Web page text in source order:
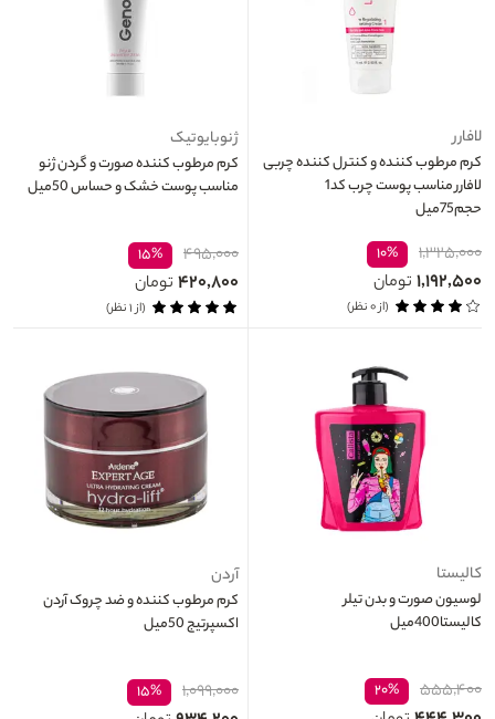
لافارر
کرم مرطوب کننده و کنترل کننده چربی
لافارر مناسب پوست چرب کد1
حجم75میل
۱,۳۲۵,۰۰۰ ۱۰%
۱,۱۹۲,۵۰۰ تومان
(از ۰ نظر)
ژنوبایوتیک
کرم مرطوب کننده صورت و گردن ژنو
مناسب پوست خشک و حساس 50میل
۴۹۵,۰۰۰ ۱۵%
۴۲۰,۸۰۰ تومان
(از ۱ نظر)
کالیستا
لوسیون صورت و بدن تیلر
کالیستا400میل
۵۵۵,۴۰۰ ۲۰%
آردن
کرم مرطوب کننده و ضد چروک آردن
اکسپرتیج 50میل
۱,۰۹۹,۰۰۰ ۱۵%